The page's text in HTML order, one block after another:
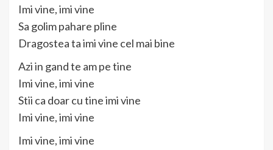
Imi vine, imi vine
Sa golim pahare pline
Dragostea ta imi vine cel mai bine
Azi in gand te am pe tine
Imi vine, imi vine
Stii ca doar cu tine imi vine
Imi vine, imi vine
Imi vine, imi vine